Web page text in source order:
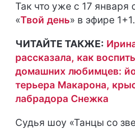
Так что уже с 17 января
«Твой день» в эфире 1+1.
ЧИТАЙТЕ ТАКЖЕ:
рассказала, как
домашних любимцев:
терьера Макарона,
лабрадора Снежка
Судья шоу «Танцы со